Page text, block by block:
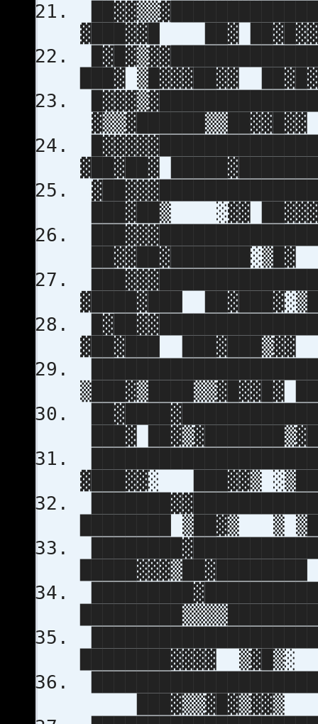
▓███▓▓█ ██▓
███▓ ▒█▓▓▓██▓▓
▓▒▒▓██████▒▒██▓▓█▓▓
▓██▓██▓
███▓██▒ ░▓▓
▓████▓███
▓██▓███
▒███▓▒████▒▒▓█▓▓█▓
███▓
▓███▓▓░ ███▓▓▒
████████
████████▓▓▓▓
███▓▒▒▓█▓▒▓▓▒